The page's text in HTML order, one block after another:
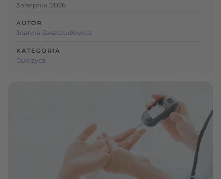
3 sierpnia, 2026
AUTOR
Joanna Zaszczudłowicz
KATEGORIA
Cukrzyca